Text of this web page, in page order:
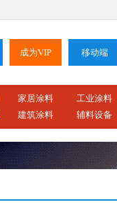
成为VIP 移动端
家居涂料
工业涂料
建筑涂料
辅料设备